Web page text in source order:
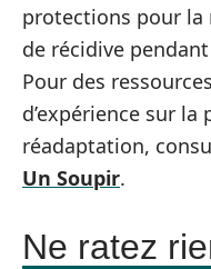
protections pour
de récidive
Pour des
d’expérience sur
réadaptation,
Un Soupir.
Ne ratez